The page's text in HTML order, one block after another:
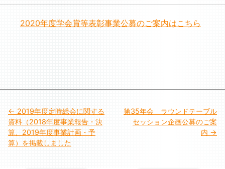
2020年度学会賞等表彰事業公募のご案内はこちら
投
稿
ナ
2019年度定時総会に関する
資料（2018年度事業報告・決
算、2019年度事業計画・予
算）を掲載しました
第35年会 ラウンドテーブル
セッション企画公募のご案
内